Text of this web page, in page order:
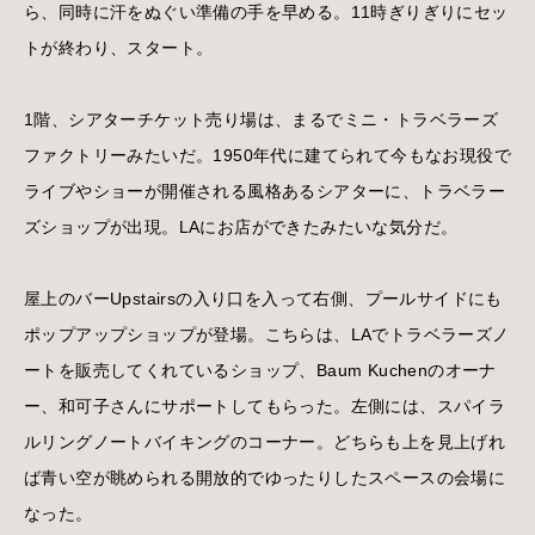
ら、同時に汗をぬぐい準備の手を早める。11時ぎりぎりにセッ
トが終わり、スタート。
1階、シアターチケット売り場は、まるでミニ・トラベラーズ
ファクトリーみたいだ。1950年代に建てられて今もなお現役で
ライブやショーが開催される風格あるシアターに、トラベラー
ズショップが出現。LAにお店ができたみたいな気分だ。
屋上のバーUpstairsの入り口を入って右側、プールサイドにも
ポップアップショップが登場。こちらは、LAでトラベラーズノ
ートを販売してくれているショップ、Baum Kuchenのオーナ
ー、和可子さんにサポートしてもらった。左側には、スパイラ
ルリングノートバイキングのコーナー。どちらも上を見上げれ
ば青い空が眺められる開放的でゆったりしたスペースの会場に
なった。